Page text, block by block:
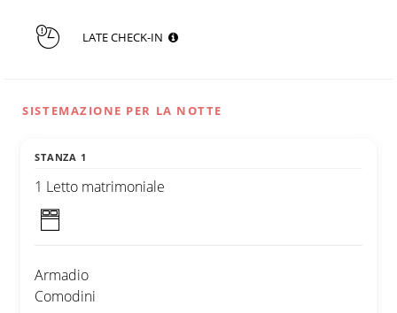
LATE CHECK-IN
SISTEMAZIONE PER LA NOTTE
STANZA 1
1 Letto matrimoniale
Armadio
Comodini